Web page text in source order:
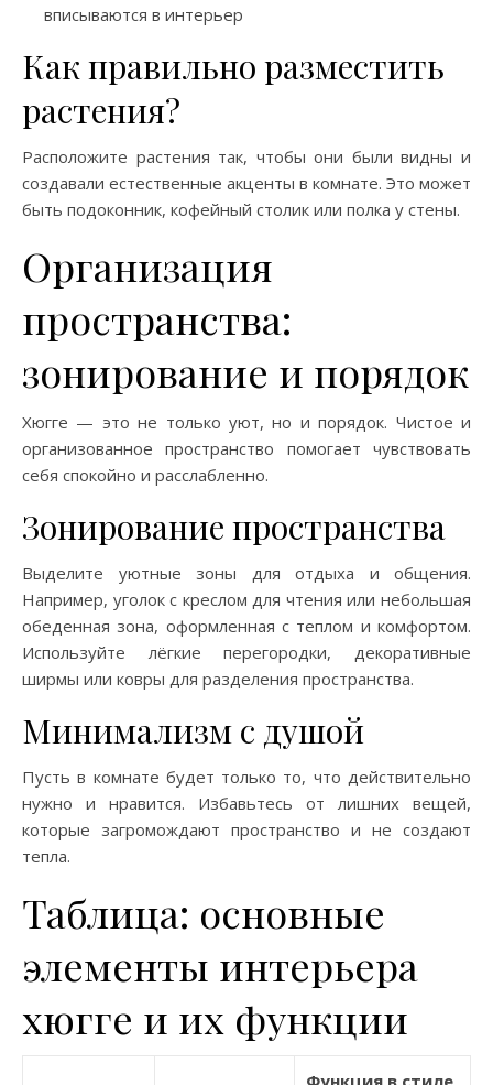
вписываются в интерьер
Как правильно разместить
растения?
Расположите растения так, чтобы они были видны и
создавали естественные акценты в комнате. Это может
быть подоконник, кофейный столик или полка у стены.
Организация
пространства:
зонирование и порядок
Хюгге — это не только уют, но и порядок. Чистое и
организованное пространство помогает чувствовать
себя спокойно и расслабленно.
Зонирование пространства
Выделите уютные зоны для отдыха и общения.
Например, уголок с креслом для чтения или небольшая
обеденная зона, оформленная с теплом и комфортом.
Используйте лёгкие перегородки, декоративные
ширмы или ковры для разделения пространства.
Минимализм с душой
Пусть в комнате будет только то, что действительно
нужно и нравится. Избавьтесь от лишних вещей,
которые загромождают пространство и не создают
тепла.
Таблица: основные
элементы интерьера
хюгге и их функции
Функция в стиле